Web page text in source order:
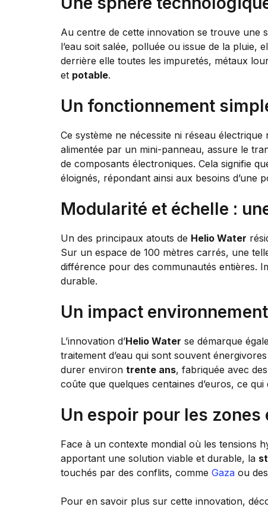
Au centre de cette innovation se trouve une
l’eau soit salée, polluée ou issue de la pluie,
derrière elle toutes les impuretés, métaux
et potable.
Un fonctionnement
Ce système ne nécessite ni réseau
alimentée par un mini-panneau, assure le
de composants électroniques. Cela signifie
éloignés, répondant ainsi aux besoins d’une
Modularité et échelle :
Un des principaux atouts de Helio Water
Sur un espace de 100 mètres carrés, une
différence pour des communautés entières.
durable.
Un impact
L’innovation d’Helio Water se démarque
traitement d’eau qui sont souvent
durer environ trente ans, fabriquée avec
coûte que quelques centaines d’euros, ce
Un espoir pour les zones
Face à un contexte mondial où les tensions
apportant une solution viable et durable, la
touchés par des conflits, comme Gaza ou
Pour en savoir plus sur cette innovation,